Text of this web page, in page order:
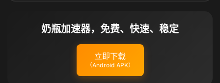
奶瓶加速器，免费、快速、稳定
立即下载
（Android APK）